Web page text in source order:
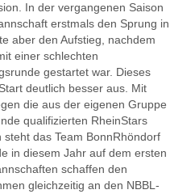
In der vergangenen Saison
erstmals den Sprung in
aber den Aufstieg, nachdem
einer schlechten
gestartet war. Dieses
deutlich besser aus. Mit
die aus der eigenen Gruppe
qualifizierten RheinStars
das Team BonnRhöndorf
in diesem Jahr auf dem ersten
schaffen den
gleichzeitig an den NBBL-